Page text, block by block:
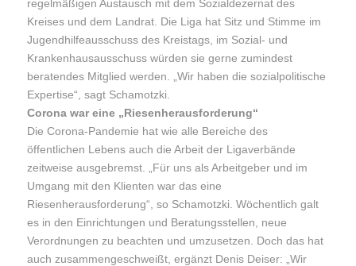
regelmäßigen Austausch mit dem Sozialdezernat des
Kreises und dem Landrat. Die Liga hat Sitz und Stimme im
Jugendhilfeausschuss des Kreistags, im Sozial- und
Krankenhausausschuss würden sie gerne zumindest
beratendes Mitglied werden. „Wir haben die sozialpolitische
Expertise“, sagt Schamotzki.
Corona war eine „Riesenherausforderung“
Die Corona-Pandemie hat wie alle Bereiche des
öffentlichen Lebens auch die Arbeit der Ligaverbände
zeitweise ausgebremst. „Für uns als Arbeitgeber und im
Umgang mit den Klienten war das eine
Riesenherausforderung“, so Schamotzki. Wöchentlich galt
es in den Einrichtungen und Beratungsstellen, neue
Verordnungen zu beachten und umzusetzen. Doch das hat
auch zusammengeschweißt, ergänzt Denis Deiser: „Wir